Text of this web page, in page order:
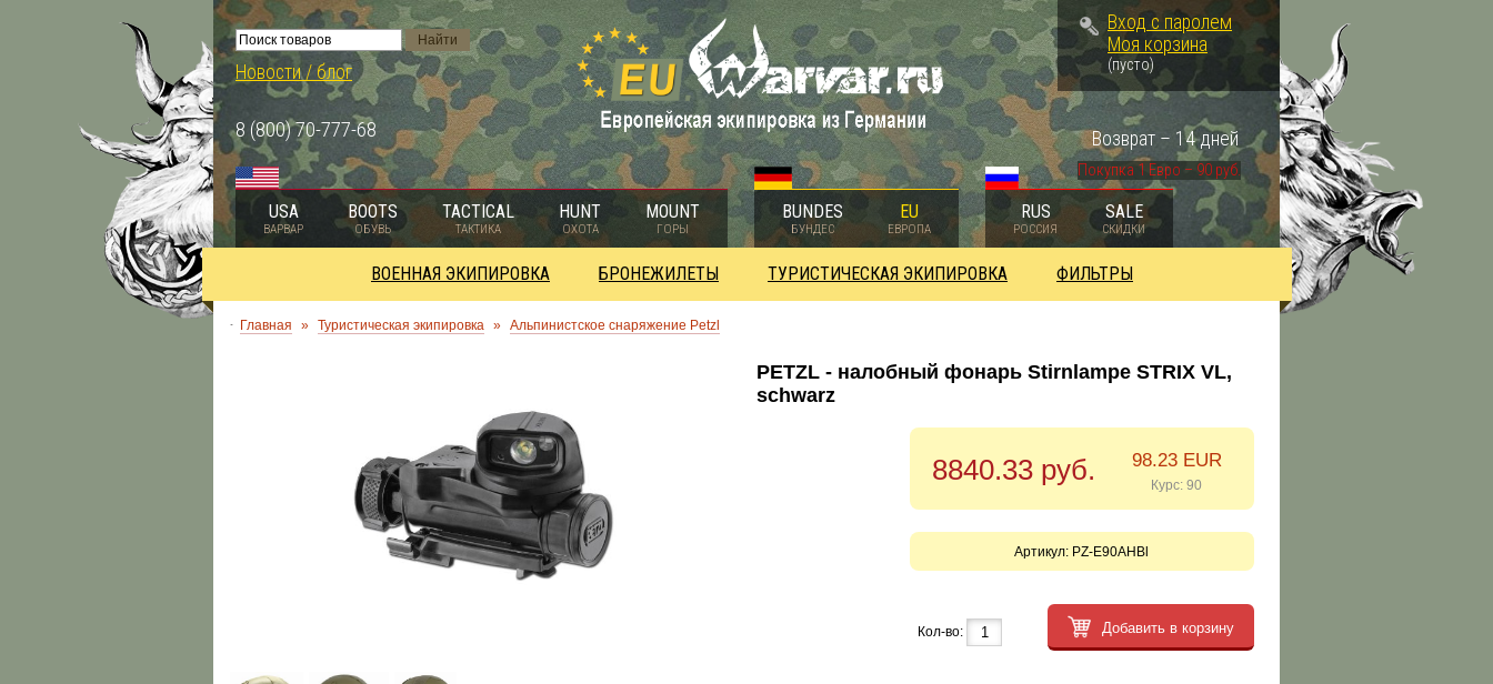
Новости / блог
8 (800) 70-777-68
Вход с паролем
Моя корзина
(пусто)
Покупка 1 Евро – 90 руб.
Возврат – 14 дней
USA
ВАРВАР
BOOTS
ОБУВЬ
TACTICAL
ТАКТИКА
HUNT
ОХОТА
MOUNT
ГОРЫ
BUNDES
БУНДЕС
EU
ЕВРОПА
RUS
РОССИЯ
SALE
СКИДКИ
ВОЕННАЯ ЭКИПИРОВКА БРОНЕЖИЛЕТЫ ТУРИСТИЧЕСКАЯ ЭКИПИРОВКА ФИЛЬТРЫ
Главная » Туристическая экипировка » Альпинистское снаряжение Petzl
PETZL - налобный фонарь Stirnlampe STRIX VL,
schwarz
8840.33 руб. 98.23 EUR
Курс: 90
Артикул: PZ-E90AHBl
Кол-во: Добавить в корзину